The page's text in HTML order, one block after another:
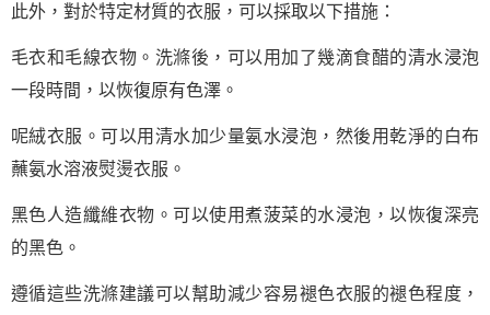
此外，對於特定材質的衣服，可以採取以下措施：
毛衣和毛線衣物。洗滌後，可以用加了幾滴食醋的清水浸泡
一段時間，以恢復原有色澤。
呢絨衣服。可以用清水加少量氨水浸泡，然後用乾淨的白布
蘸氨水溶液熨燙衣服。
黑色人造纖維衣物。可以使用煮菠菜的水浸泡，以恢復深亮
的黑色。
遵循這些洗滌建議可以幫助減少容易褪色衣服的褪色程度，